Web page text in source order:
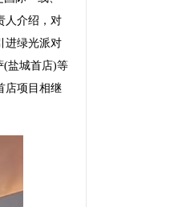
人介绍，对
进绿光派对
(盐城首店)等
店项目相继